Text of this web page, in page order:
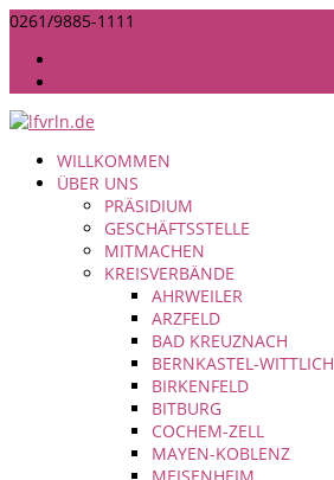
0261/9885-1111
WILLKOMMEN
ÜBER UNS
PRÄSIDIUM
GESCHÄFTSSTELLE
MITMACHEN
KREISVERBÄNDE
AHRWEILER
ARZFELD
BAD KREUZNACH
BERNKASTEL-WITTLICH
BIRKENFELD
BITBURG
COCHEM-ZELL
MAYEN-KOBLENZ